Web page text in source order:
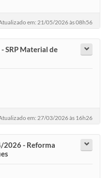
em: 21/05/2026 às 08h56
SRP Material de
em: 27/03/2026 às 16h26
2026 - Reforma